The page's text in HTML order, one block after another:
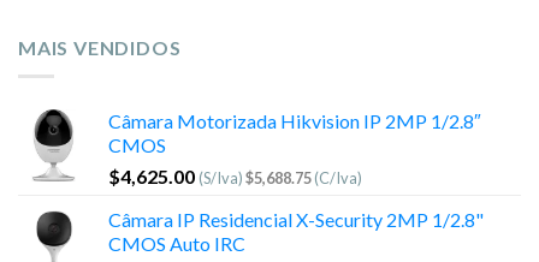
MAIS VENDIDOS
Câmara Motorizada Hikvision IP 2MP 1/2.8″
CMOS
$4,625.00 (S/Iva)$5,688.75(C/Iva)
Câmara IP Residencial X-Security 2MP 1/2.8"
CMOS Auto IRC